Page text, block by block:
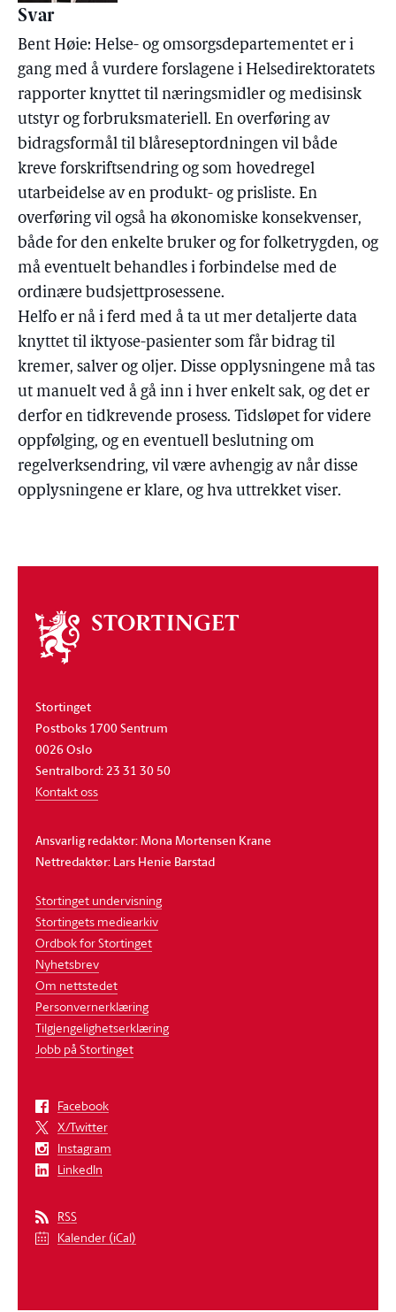
Svar
Bent Høie: Helse- og omsorgsdepartementet er i
gang med å vurdere forslagene i Helsedirektoratets
rapporter knyttet til næringsmidler og medisinsk
utstyr og forbruksmateriell. En overføring av
bidragsformål til blåreseptordningen vil både
kreve forskriftsendring og som hovedregel
utarbeidelse av en produkt- og prisliste. En
overføring vil også ha økonomiske konsekvenser,
både for den enkelte bruker og for folketrygden, og
må eventuelt behandles i forbindelse med de
ordinære budsjettprosessene.
Helfo er nå i ferd med å ta ut mer detaljerte data
knyttet til iktyose-pasienter som får bidrag til
kremer, salver og oljer. Disse opplysningene må tas
ut manuelt ved å gå inn i hver enkelt sak, og det er
derfor en tidkrevende prosess. Tidsløpet for videre
oppfølging, og en eventuell beslutning om
regelverksendring, vil være avhengig av når disse
opplysningene er klare, og hva uttrekket viser.
Om
stortinget
Stortinget
Postboks 1700 Sentrum
0026 Oslo
Sentralbord: 23 31 30 50
Kontakt oss
Ansvarlig redaktør: Mona Mortensen Krane
Nettredaktør: Lars Henie Barstad
Stortinget undervisning
Stortingets mediearkiv
Ordbok for Stortinget
Nyhetsbrev
Om nettstedet
Personvernerklæring
Tilgjengelighetserklæring
Jobb på Stortinget
Facebook
X/Twitter
Instagram
LinkedIn
RSS
Kalender (iCal)